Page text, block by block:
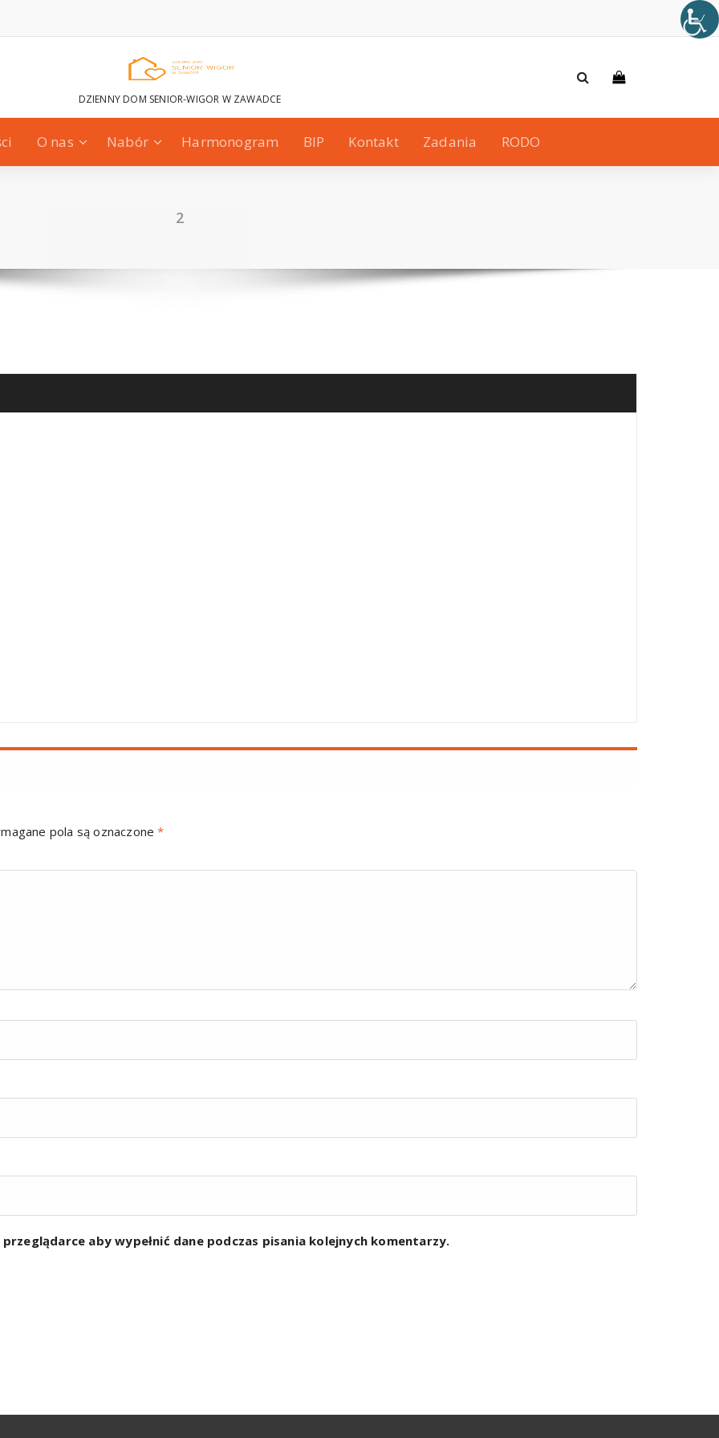
DZIENNY DOM SENIOR-WIGOR W ZAWADCE
O nas Nabór Harmonogram BIP Kontakt Zadania RODO
2
pola są oznaczone*
aby wypełnić dane podczas pisania kolejnych komentarzy.